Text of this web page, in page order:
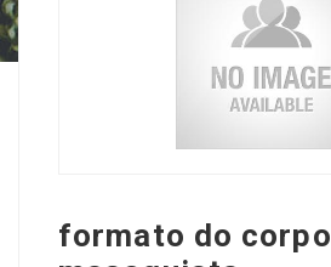
formato do corpo